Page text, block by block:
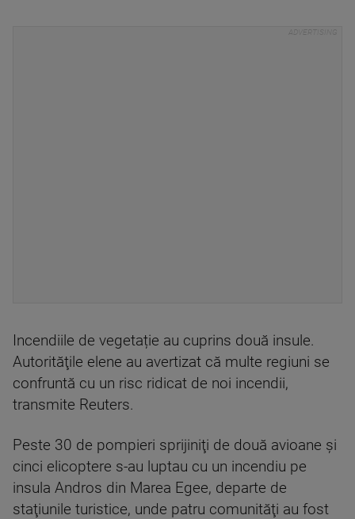
Incendiile de vegetație au cuprins două insule.
Autorităţile elene au avertizat că multe regiuni se
confruntă cu un risc ridicat de noi incendii,
transmite Reuters.
Peste 30 de pompieri sprijiniţi de două avioane şi
cinci elicoptere s-au luptau cu un incendiu pe
insula Andros din Marea Egee, departe de
staţiunile turistice, unde patru comunităţi au fost